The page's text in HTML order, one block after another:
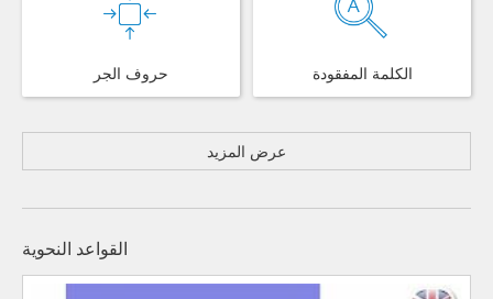
حروف الجر الكلمة المفقودة
عرض المزيد
القواعد النحوية